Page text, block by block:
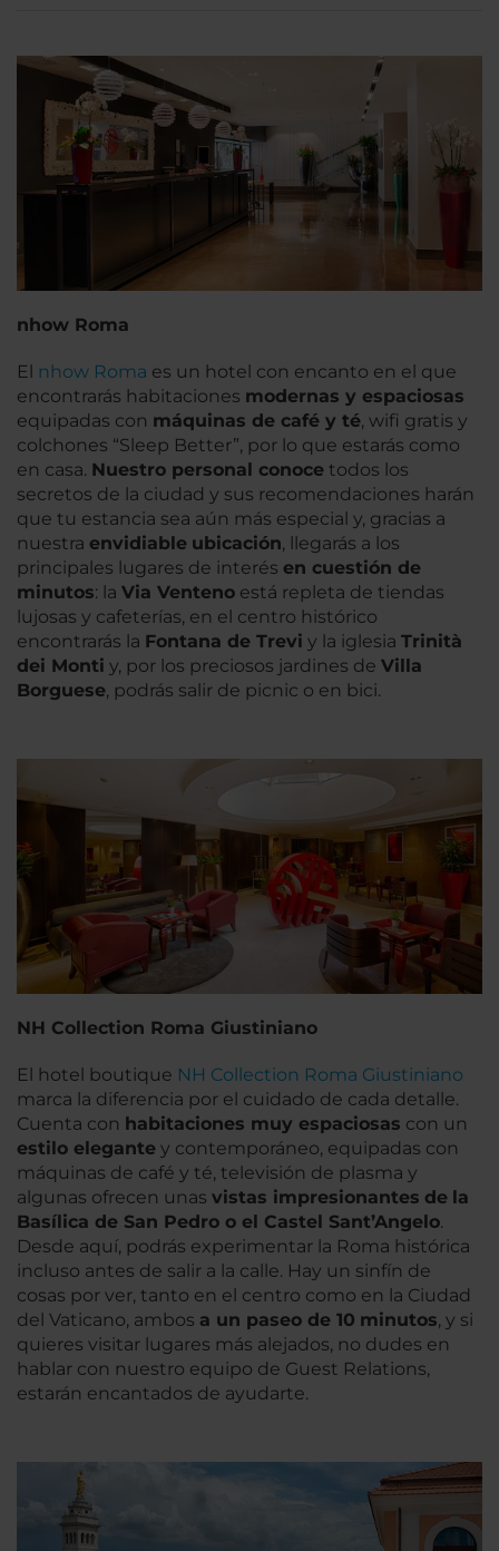
nhow Roma
El nhow Roma es un hotel con encanto en el que
encontrarás habitaciones modernas y espaciosas
equipadas con máquinas de café y té, wifi gratis y
colchones “Sleep Better”, por lo que estarás como
en casa. Nuestro personal conoce todos los
secretos de la ciudad y sus recomendaciones harán
que tu estancia sea aún más especial y, gracias a
nuestra envidiable ubicación, llegarás a los
principales lugares de interés en cuestión de
minutos: la Via Venteno está repleta de tiendas
lujosas y cafeterías, en el centro histórico
encontrarás la Fontana de Trevi y la iglesia Trinità
dei Monti y, por los preciosos jardines de Villa
Borguese, podrás salir de picnic o en bici.
NH Collection Roma Giustiniano
El hotel boutique NH Collection Roma Giustiniano
marca la diferencia por el cuidado de cada detalle.
Cuenta con habitaciones muy espaciosas con un
estilo elegante y contemporáneo, equipadas con
máquinas de café y té, televisión de plasma y
algunas ofrecen unas vistas impresionantes de la
Basílica de San Pedro o el Castel Sant’Angelo.
Desde aquí, podrás experimentar la Roma histórica
incluso antes de salir a la calle. Hay un sinfín de
cosas por ver, tanto en el centro como en la Ciudad
del Vaticano, ambos a un paseo de 10 minutos, y si
quieres visitar lugares más alejados, no dudes en
hablar con nuestro equipo de Guest Relations,
estarán encantados de ayudarte.